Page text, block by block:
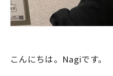
こんにちは。Nagiです。